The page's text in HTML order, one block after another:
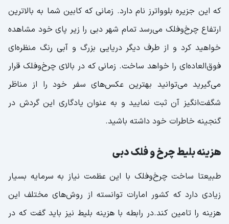
که این جزیره بلوواترز نام دارد. زمانی که کابین شما به بالاترین
ارتفاع چرخ‌وفلک می‌رسد تمام شهر دبی را زیر پای خود مشاهده
خواهید کرد و از طرف دیگر دریایی بزرگ و آبی رنگ منظره‌ای
فوق‌العاده‌ای را خواهد ساخت. زمانی که در بالای چرخ‌وفلک قرار
می‌گیرید می‌توانید بهترین عکس‌های سفر خود را از مناظر
شگفت‌انگیز آن ثبت نمایید و به عنوان یادگاری این گردش در
گنجینه خاطرات خود داشته باشید.
هزینه بلیط چرخ و فلک دبی
طبیعتا ساخت چرخ‌وفلک با این عظمت نیاز به سرمایه بسیار
زیادی دارد که کشور امارات توانسته از روش‌های مختلف این
هزینه‌ را تامین کند.در رابطه با هزینه بلیط نیز باید گفت که در